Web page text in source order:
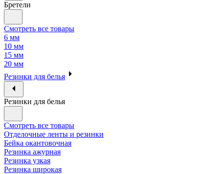
Бретели
Смотреть все товары
6 мм
10 мм
15 мм
20 мм
Резинки для белья
Резинки для белья
Смотреть все товары
Отделочные ленты и резинки
Бейка окантовочная
Резинка ажурная
Резинка узкая
Резинка широкая